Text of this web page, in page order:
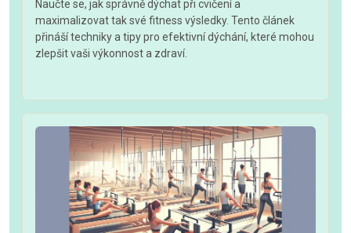
Naučte se, jak správně dýchat při cvičení a
maximalizovat tak své fitness výsledky. Tento článek
přináší techniky a tipy pro efektivní dýchání, které mohou
zlepšit vaši výkonnost a zdraví.